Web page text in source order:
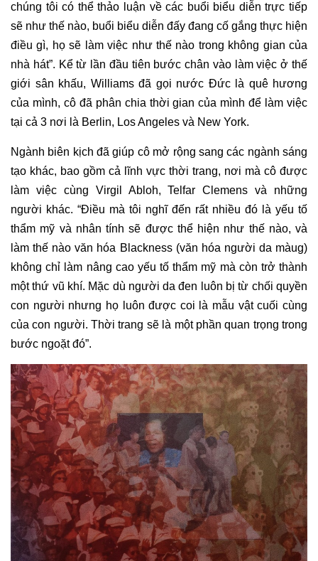
chúng tôi có thể thảo luận về các buổi biểu diễn trực tiếp
sẽ như thế nào, buổi biểu diễn đấy đang cố gắng thực hiện
điều gì, họ sẽ làm việc như thế nào trong không gian của
nhà hát”. Kể từ lần đầu tiên bước chân vào làm việc ở thế
giới sân khấu, Williams đã gọi nước Đức là quê hương
của mình, cô đã phân chia thời gian của mình để làm việc
tại cả 3 nơi là Berlin, Los Angeles và New York.
Ngành biên kịch đã giúp cô mở rộng sang các ngành sáng
tạo khác, bao gồm cả lĩnh vực thời trang, nơi mà cô được
làm việc cùng Virgil Abloh, Telfar Clemens và những
người khác. “Điều mà tôi nghĩ đến rất nhiều đó là yếu tố
thẩm mỹ và nhân tính sẽ được thể hiện như thế nào, và
làm thế nào văn hóa Blackness (văn hóa người da màug)
không chỉ làm nâng cao yếu tố thẩm mỹ mà còn trở thành
một thứ vũ khí. Mặc dù người da đen luôn bị từ chối quyền
con người nhưng họ luôn được coi là mẫu vật cuối cùng
của con người. Thời trang sẽ là một phần quan trọng trong
bước ngoặt đó”.